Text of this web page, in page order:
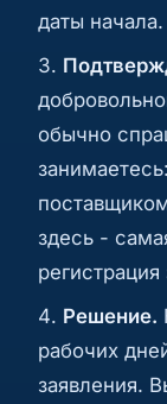
даты начала.
обычно
здесь -
регистрация
Решение.
рабочих
заявления.